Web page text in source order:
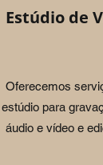
Estúdio de
Oferecemos
estúdio para
áudio e vídeo e